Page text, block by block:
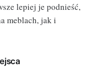
lepiej je podnieść,
meblach, jak i